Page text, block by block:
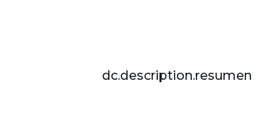
dc.description.resumen